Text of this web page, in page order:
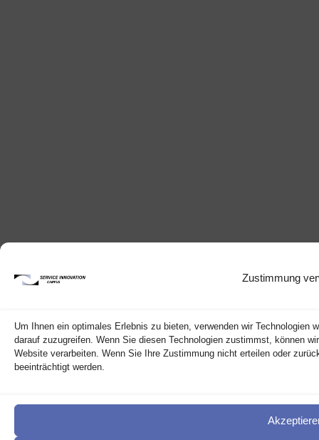
Zustimmung
Um Ihnen ein optimales Erlebnis zu bieten, verwenden wir Technologien
darauf zuzugreifen. Wenn Sie diesen Technologien zustimmst, können
Website verarbeiten. Wenn Sie Ihre Zustimmung nicht erteilen oder
beeinträchtigt werden.